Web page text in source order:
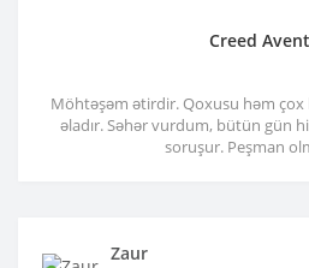
Creed
Möhtəşəm ətirdir. Qoxusu həm çox
əladır. Səhər vurdum, bütün gün
soruşur. Peşman
Zaur